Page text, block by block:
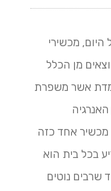
היום, מכשירי
מן הכלל
אשר משפרת
מכשיר אחד כזה
בכל בית הוא
שרבים נוטים